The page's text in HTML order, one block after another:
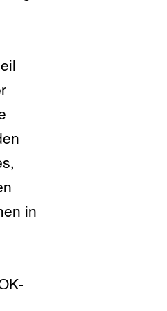
veiligheid
in beeld
in